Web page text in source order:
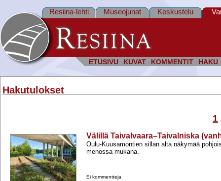
ETUSIVU KUVAT KOMMENTIT HAKU
Resiina-lehti Museojunat Keskustelu
Hakutulokset
1
Välillä Taivalvaara–Taivalniska
Oulu-​Kuusamontien sillan alta näkymää
menossa mukana.
Ei kommentteja